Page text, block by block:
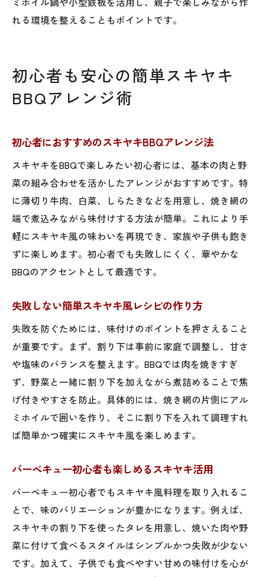
れる環境を整えることもポイントです。
初心者も安心の簡単スキヤキ
BBQアレンジ術
初心者におすすめのスキヤキBBQアレンジ法
スキヤキをBBQで楽しみたい初心者には、基本の肉と野
菜の組み合わせを活かしたアレンジがおすすめです。特
に薄切り牛肉、白菜、しらたきなどを用意し、焼き網の
端で煮込みながら味付けする方法が簡単。これにより手
軽にスキヤキ風の味わいを再現でき、家族や子供も飽き
ずに楽しめます。初心者でも失敗しにくく、華やかな
BBQのアクセントとして最適です。
失敗しない簡単スキヤキ風レシピの作り方
失敗を防ぐためには、味付けのポイントを押さえること
が重要です。まず、割り下は事前に家庭で調整し、甘さ
や塩味のバランスを整えます。BBQでは肉を焼きすぎ
ず、野菜と一緒に割り下を加えながら煮詰めることで焦
げ付きやすさを防止。具体的には、焼き網の片側にアル
ミホイルで囲いを作り、そこに割り下を入れて調理すれ
ば簡単かつ確実にスキヤキ風を楽しめます。
バーベキュー初心者も楽しめるスキヤキ活用
バーベキュー初心者でもスキヤキ風料理を取り入れるこ
とで、味のバリエーションが豊かになります。例えば、
スキヤキの割り下を使ったタレを用意し、焼いた肉や野
菜に付けて食べるスタイルはシンプルかつ失敗が少ない
です。加えて、子供でも食べやすい甘めの味付けを心が